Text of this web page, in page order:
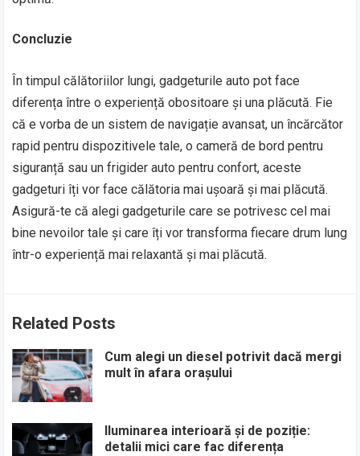
Concluzie
În timpul călătoriilor lungi, gadgeturile auto pot face
diferența între o experiență obositoare și una plăcută. Fie
că e vorba de un sistem de navigație avansat, un încărcător
rapid pentru dispozitivele tale, o cameră de bord pentru
siguranță sau un frigider auto pentru confort, aceste
gadgeturi îți vor face călătoria mai ușoară și mai plăcută.
Asigură-te că alegi gadgeturile care se potrivesc cel mai
bine nevoilor tale și care îți vor transforma fiecare drum lung
într-o experiență mai relaxantă și mai plăcută.
Related Posts
Cum alegi un diesel potrivit dacă mergi
mult în afara orașului
Iluminarea interioară și de poziție:
detalii mici care fac diferența